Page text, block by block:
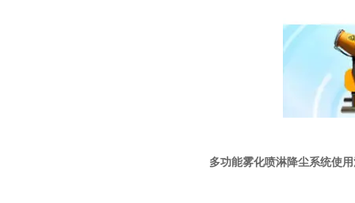
多功能雾化喷淋降尘系统使